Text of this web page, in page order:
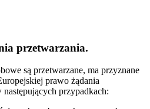
przetwarzania.
są przetwarzane, ma przyznane
prawo żądania
przypadkach: